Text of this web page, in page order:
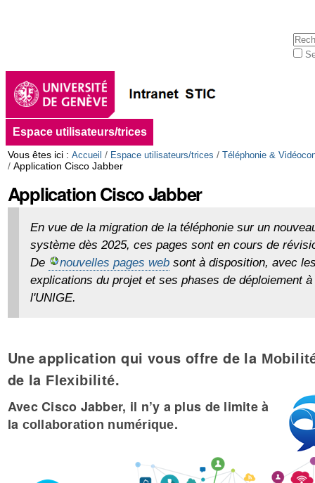
à
navigation
Espace utilisateurs/trices
Vous êtes ici : Accueil / Espace utilisateurs/trices / Téléphonie &
/ Application Cisco Jabber
Application Cisco Jabber
En vue de la migration de la téléphonie sur un
système dès 2025, ces pages sont en cours de
De
nouvelles pages websont à disposition, avec
explications du projet et ses phases de déploiement à
l'UNIGE.
Une application qui vous offre de la
de la Flexibilité.
Avec Cisco Jabber, il n’y a plus de limite à
la collaboration numérique.